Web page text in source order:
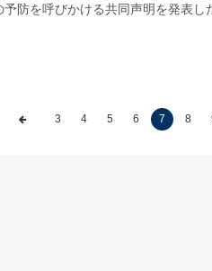
防を呼びかける共同声明を発表
3 4 5 6 7 8